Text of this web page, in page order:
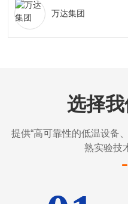
万达集团
选择
提供“高可靠性的低温设备
熟实验技